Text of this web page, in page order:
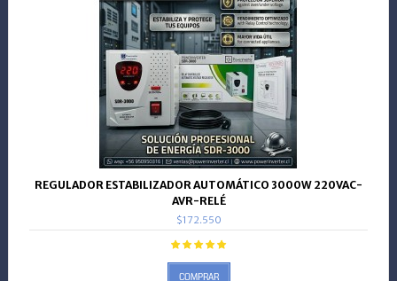
REGULADOR ESTABILIZADOR AUTOMÁTICO 3000W 220VAC-
AVR-RELÉ
$172.550
COMPRAR